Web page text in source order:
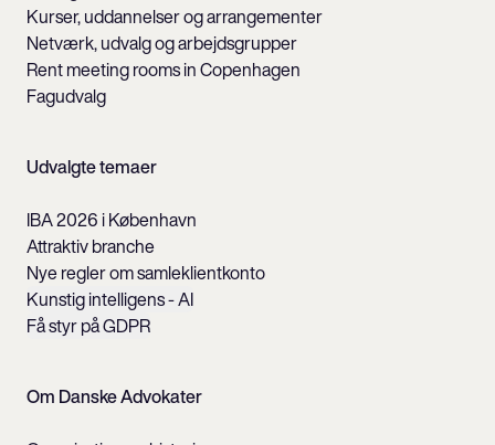
Kurser, uddannelser og arrangementer
Netværk, udvalg og arbejdsgrupper
Rent meeting rooms in Copenhagen
Fagudvalg
Udvalgte temaer
IBA 2026 i København
Attraktiv branche
Nye regler om samleklientkonto
Kunstig intelligens - AI
Få styr på GDPR
Om Danske Advokater